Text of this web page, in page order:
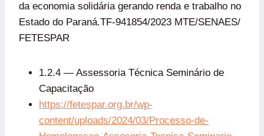
da economia solidária gerando renda e trabalho no
Estado do Paraná.TF-941854/2023 MTE/SENAES/
FETESPAR
1.2.4 — Assessoria Técnica Seminário de
Capacitação
https://fetespar.org.br/wp-
content/uploads/2024/03/Processo-de-